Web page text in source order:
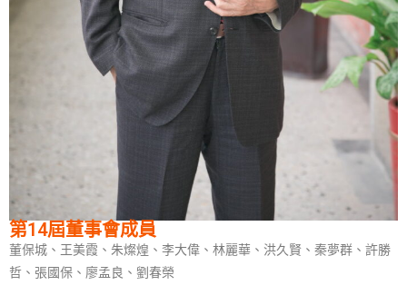
第14屆董事會成員
董保城、王美霞、朱燦煌、李大偉、林麗華、洪久賢、秦夢群、許勝
哲、張國保、廖孟良、劉春榮